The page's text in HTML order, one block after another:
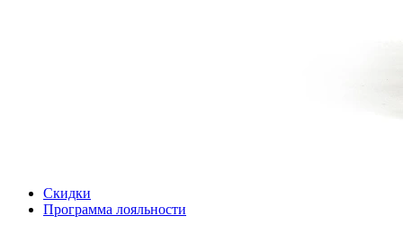
Скидки
Программа лояльности